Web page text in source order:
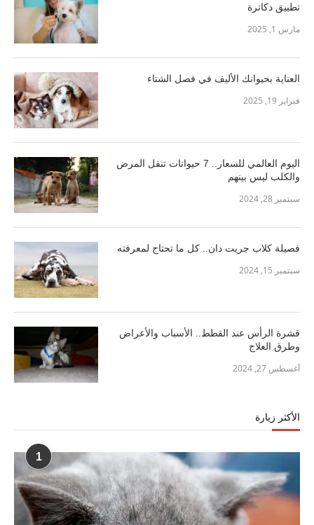
تطبيق دكاترة
مارس 1, 2025
العناية بحيوانك الأليف في فصل الشتاء
فبراير 19, 2025
اليوم العالمي للسعار.. 7 حيوانات تنقل المرض
والكلب ليس بينهم
سبتمبر 28, 2024
فصيلة كلاب جريت دان.. كل ما تحتاج لمعرفته
سبتمبر 15, 2024
قشرة الرأس عند القطط.. الأسباب والأعراض
وطرق العلاج
أغسطس 27, 2024
الأكثر زيارة
1